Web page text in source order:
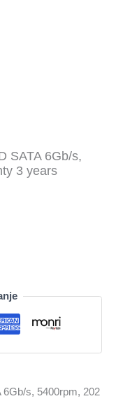
SATA 6Gb/s,
3 years
6Gb/s, 5400rpm, 202